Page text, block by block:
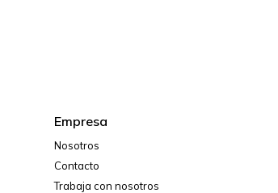
Empresa
Nosotros
Contacto
Trabaja con nosotros